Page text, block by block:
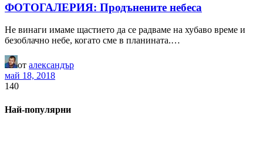
ФОТОГАЛЕРИЯ: Продънените небеса
Не винаги имаме щастието да се радваме на хубаво време и
безоблачно небе, когато сме в планината.…
от александър
май 18, 2018
140
Най-популярни